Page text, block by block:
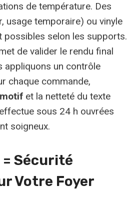
de température. Des
usage temporaire) ou vinyle
possibles selon les supports.
de valider le rendu final
appliquons un contrôle
chaque commande,
et la netteté du texte
sous 24 h ouvrées
soigneux.
Sécurité
Votre Foyer